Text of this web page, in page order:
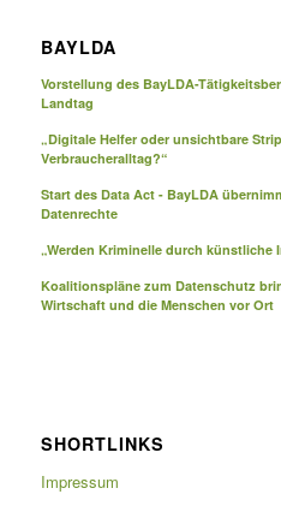
BAYLDA
Vorstellung des BayLDA-
Landtag
„Digitale Helfer oder unsichtbare
Verbraucheralltag?“
Start des Data Act - BayLDA
Datenrechte
„Werden Kriminelle durch künstliche
Koalitionspläne zum Datenschutz
Wirtschaft und die Menschen vor Ort
SHORTLINKS
Impressum